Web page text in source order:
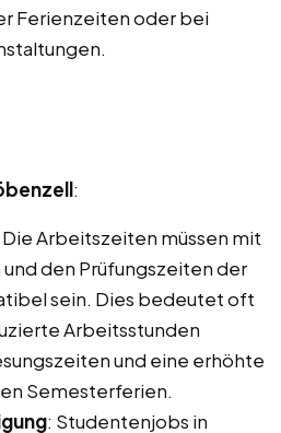
Ferienzeiten oder bei
:
Die Arbeitszeiten müssen mit
den Prüfungszeiten der
sein. Dies bedeutet oft
Arbeitsstunden
und eine erhöhte
Semesterferien.
: Studentenjobs in